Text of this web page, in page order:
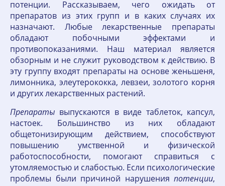
потенции. Рассказываем, чего ожидать от
препаратов из этих групп и в каких случаях их
назначают. Любые лекарственные препараты
обладают побочными эффектами и
противопоказаниями. Наш материал является
обзорным и не служит руководством к действию. В
эту группу входят препараты на основе женьшеня,
лимонника, элеутерококка, левзеи, золотого корня
и других лекарственных растений.
Препараты выпускаются в виде таблеток, капсул,
настоек. Большинство из них обладают
общетонизирующим действием, способствуют
повышению умственной и физической
работоспособности, помогают справиться с
утомляемостью и слабостью. Если психологические
проблемы были причиной нарушения потенции,